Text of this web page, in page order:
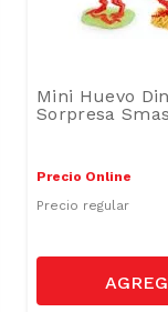
Mini Huevo
Sorpresa
Precio Online
Precio regular